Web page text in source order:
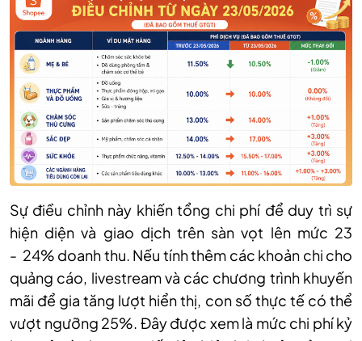
Sự điều chỉnh này khiến tổng chi phí để duy trì sự
hiện diện và giao dịch trên sàn vọt lên mức 23
- 24% doanh thu. Nếu tính thêm các khoản chi cho
quảng cáo, livestream và các chương trình khuyến
mãi để gia tăng lượt hiển thị, con số thực tế có thể
vượt ngưỡng 25%. Đây được xem là mức chi phí kỷ